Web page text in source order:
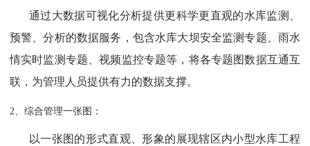
通过⼤数据可视化分析提供更科学更直观的⽔库监测、
预警、分析的数据服务，包含⽔库⼤坝安全监测专题、⾬⽔
情实时监测专题、视频监控专题等，将各专题图数据互通互
联，为管理⼈员提供有⼒的数据⽀撑。
2、综合管理一张图：
以一张图的形式直观、形象的展现辖区内小型水库工程